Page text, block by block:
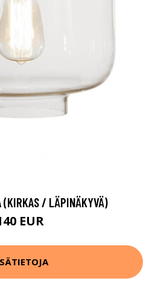
(KIRKAS / LÄPINÄKYVÄ)
EUR